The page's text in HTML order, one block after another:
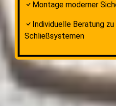
Montage moderner
Individuelle Beratung
Schließsystemen